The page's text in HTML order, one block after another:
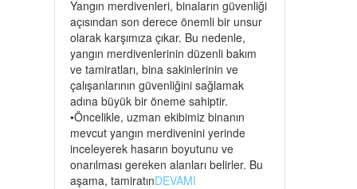
Yangın merdivenleri, binaların güvenliği
açısından son derece önemli bir unsur
olarak karşımıza çıkar. Bu nedenle,
yangın merdivenlerinin düzenli bakım
ve tamiratları, bina sakinlerinin ve
çalışanlarının güvenliğini sağlamak
adına büyük bir öneme sahiptir.
•Öncelikle, uzman ekibimiz binanın
mevcut yangın merdivenini yerinde
inceleyerek hasarın boyutunu ve
onarılması gereken alanları belirler. Bu
aşama, tamiratınDEVAMI